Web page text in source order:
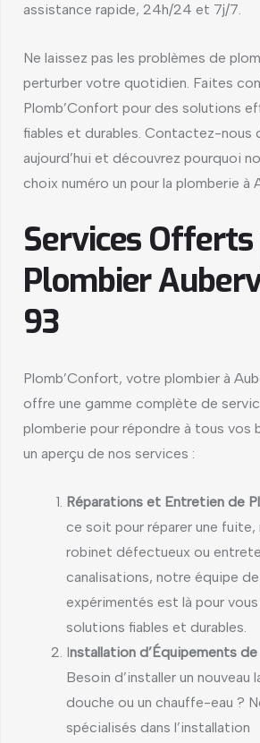
assistance rapide, 24h/24 et 7j/7.
Ne laissez pas les problèmes de
perturber votre quotidien. Faites
Plomb’Confort pour des solutions
fiables et durables. Contactez-nous
aujourd’hui et découvrez pourquoi
choix numéro un pour la plomberie à
Services
Plombier
93
Plomb’Confort, votre plombier à
offre une gamme complète de
plomberie pour répondre à tous vos
un aperçu de nos services :
Réparations et Entretien de
ce soit pour réparer une fuite,
robinet défectueux ou
canalisations, notre équipe
expérimentés est là pour
solutions fiables et durables.
Installation d’Équipements
Besoin d’installer un nouveau
douche ou un chauffe-eau ?
spécialisés dans l’installation